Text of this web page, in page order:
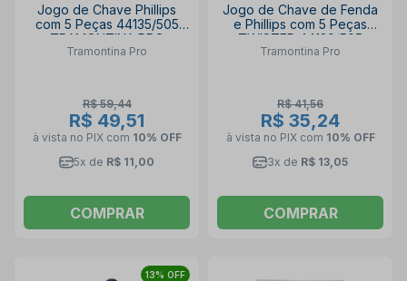
Jogo de Chave Phillips
com 5 Peças 44135/505
TRAMONTINA PRO
Tramontina Pro
R$ 59,44
R$ 49,51
à vista no PIX com 10% OFF
5x de R$ 11,00
COMPRAR
Jogo de Chave de Fenda
e Phillips com 5 Peças
TWISTER 44130/505
TRAMONTINA PRO
Tramontina Pro
R$ 41,56
R$ 35,24
à vista no PIX com 10% OFF
3x de R$ 13,05
COMPRAR
13% OFF